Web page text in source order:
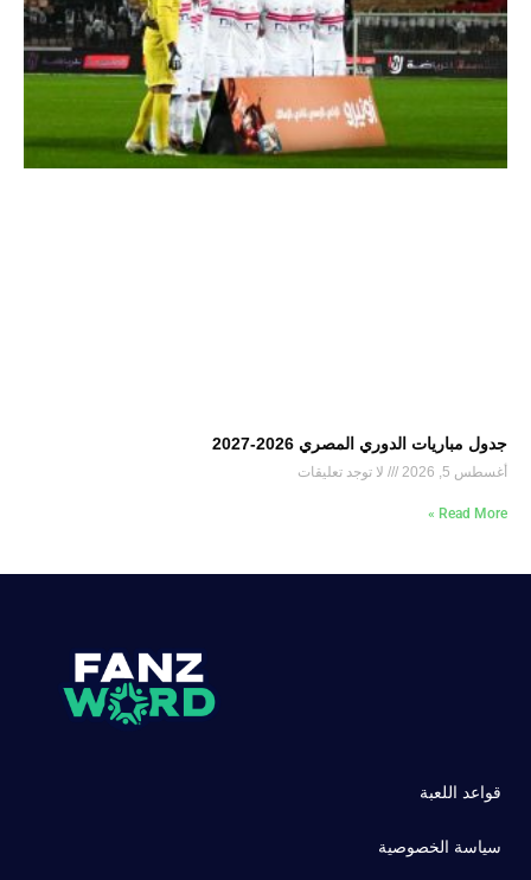
جدول مباريات الدوري المصري 2026-2027
أغسطس 5, 2026 لا توجد تعليقات
Read More »
قواعد اللعبة
سياسة الخصوصية